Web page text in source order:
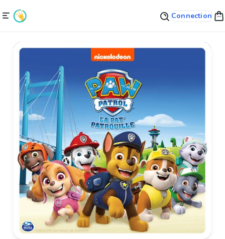
Connection